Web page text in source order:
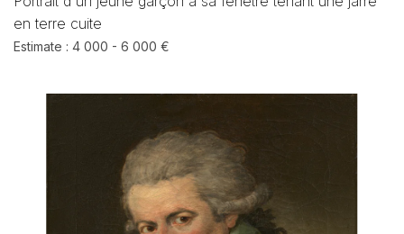
en terre cuite
Estimate : 4 000 - 6 000 €